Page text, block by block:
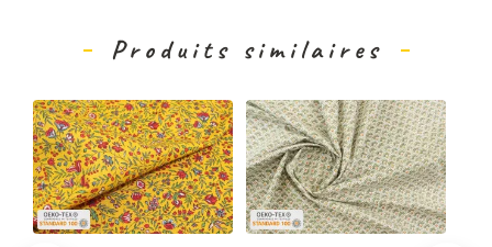
Produits similaires